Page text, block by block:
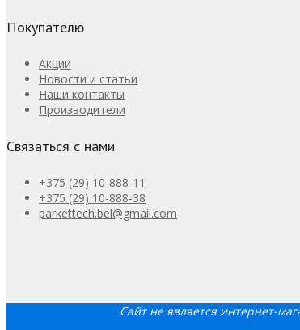
Покупателю
Акции
Новости и статьи
Наши контакты
Производители
Связаться с нами
+375 (29) 10-888-11
+375 (29) 10-888-38
parkettech.bel@gmail.com
Сайт не является интернет-